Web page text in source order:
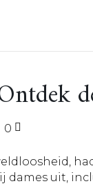
0
dames uit,